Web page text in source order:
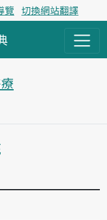
覽 切換網站翻譯
區塊